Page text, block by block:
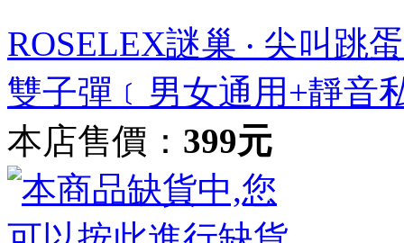
ROSELEX謎巢 ‧ 尖叫跳
雙子彈﹝男女通用+靜音
本店售價： 399元